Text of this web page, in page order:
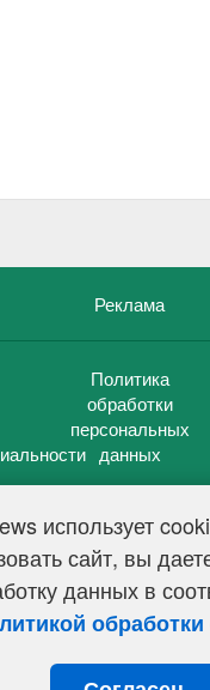
использует
сайт, вы
данных в
Реклама
Политика
обработки
персональных
данных
(47 news)2005 — 2026 г.
о регистрации СМИ Эл №
службой по надзору в сфере
технологий и массовых